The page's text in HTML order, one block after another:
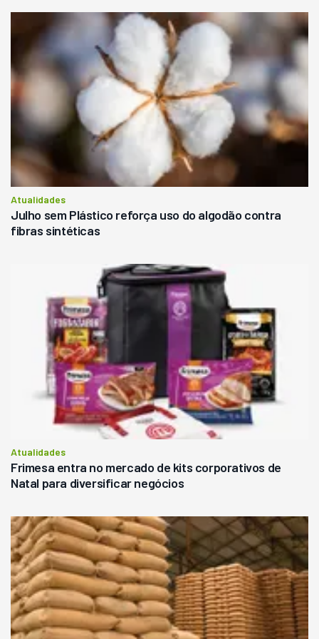
Atualidades
Julho sem Plástico reforça uso do algodão contra
fibras sintéticas
Atualidades
Frimesa entra no mercado de kits corporativos de
Natal para diversificar negócios